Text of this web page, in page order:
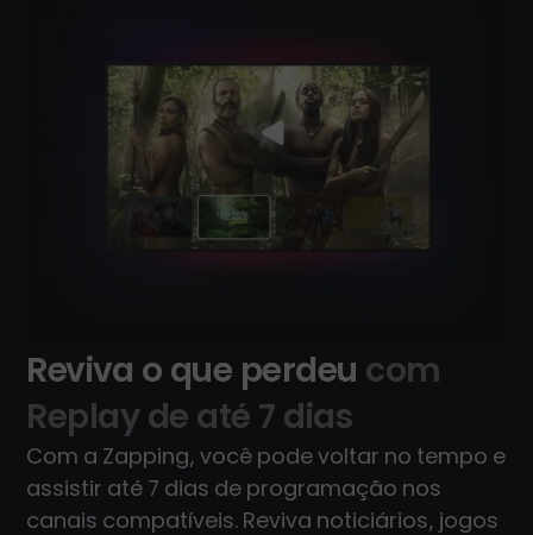
Reviva o que perdeu com
Replay de até 7 dias
Com a Zapping, você pode voltar no tempo e
assistir até 7 dias de programação nos
canais compatíveis. Reviva noticiários, jogos